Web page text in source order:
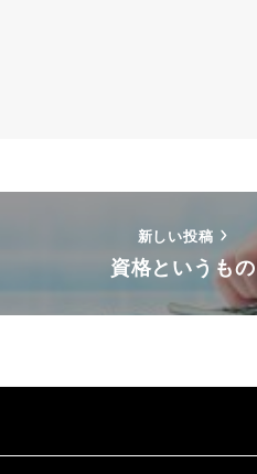
新しい投稿
資格というもの